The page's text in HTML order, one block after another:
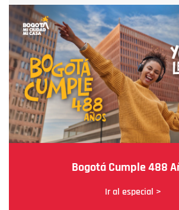
Bogotá Cumple 488
Ir al especial >